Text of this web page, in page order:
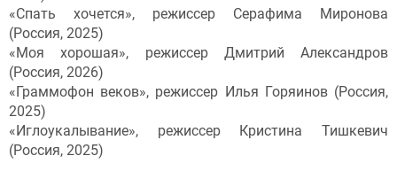
«Спать хочется», режиссер Серафима Миронова
(Россия, 2025)
«Моя хорошая», режиссер Дмитрий Александров
(Россия, 2026)
«Граммофон веков», режиссер Илья Горяинов (Россия,
2025)
«Иглоукалывание», режиссер Кристина Тишкевич
(Россия, 2025)